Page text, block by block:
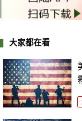
大家都在看